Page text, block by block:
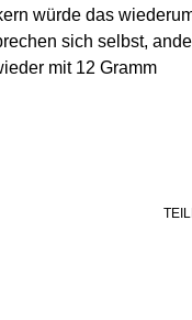
würde das
sich selbst,
mit 12 Gramm